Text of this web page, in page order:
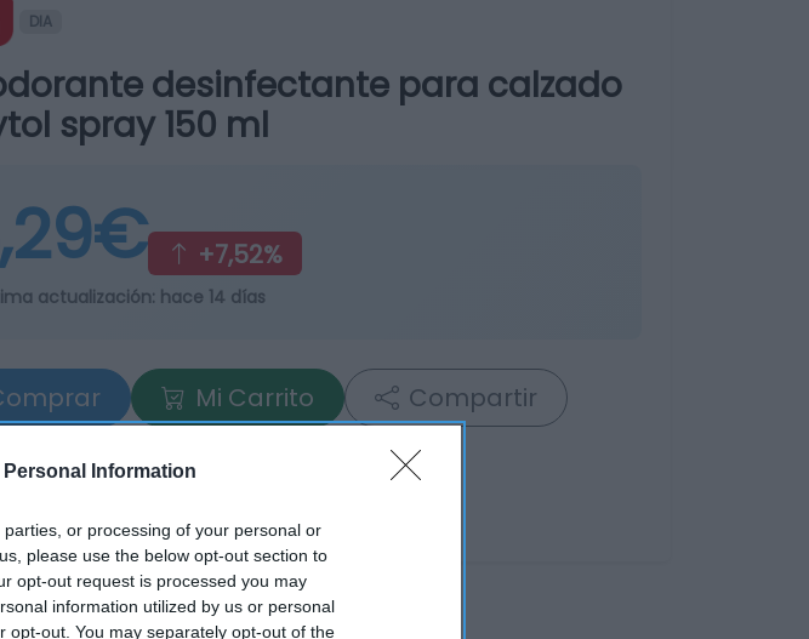
Information
or processing of your personal or
please use the below opt-out section to
opt-out request is processed you may
information utilized by us or personal
opt-out. You may separately opt-out of the
DIA
desinfectante para calzado
spray 150 ml
+7,52%
actualización: hace 14 días
Mi Carrito Compartir